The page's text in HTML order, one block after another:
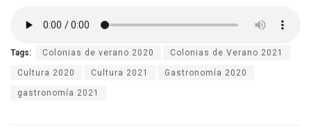
Tags: Colonias de verano 2020 Colonias de Verano 2021
Cultura 2020 Cultura 2021 Gastronomía 2020
gastronomía 2021